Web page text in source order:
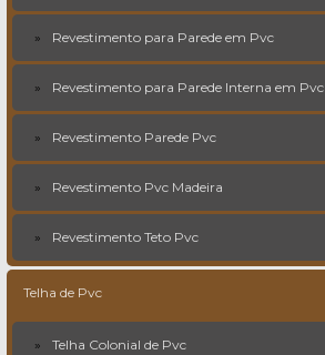
Revestimento para Parede em Pvc
Revestimento para Parede Interna em Pvc
Revestimento Parede Pvc
Revestimento Pvc Madeira
Revestimento Teto Pvc
Telha de Pvc
Telha Colonial de Pvc